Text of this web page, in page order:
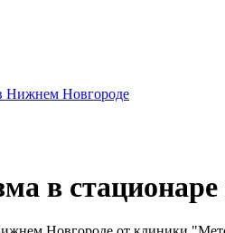
Нижнем Новгороде
в